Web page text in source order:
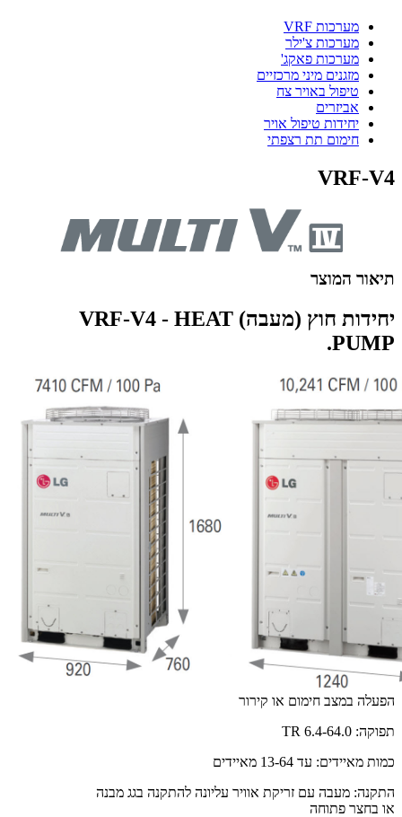
מערכות VRF
מערכות צ'ילר
מערכות פאקג'
מזגנים מיני מרכזיים
טיפול באויר צח
אביזרים
יחידות טיפול אויר
חימום תת רצפתי
VRF-V4
תיאור המוצר
יחידות חוץ (מעבה) VRF-V4 - HEAT
PUMP.
הפעלה במצב חימום או קירור
תפוקה: 6.4-64.0 TR
כמות מאיידים: עד 13-64 מאיידים
התקנה: מעבה עם זריקת אוויר עליונה להתקנה בגג מבנה
או בחצר פתוחה